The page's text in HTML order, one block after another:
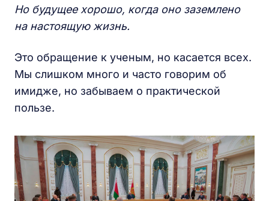
Но будущее хорошо, когда оно заземлено
на настоящую жизнь.
Это обращение к ученым, но касается всех.
Мы слишком много и часто говорим об
имидже, но забываем о практической
пользе.